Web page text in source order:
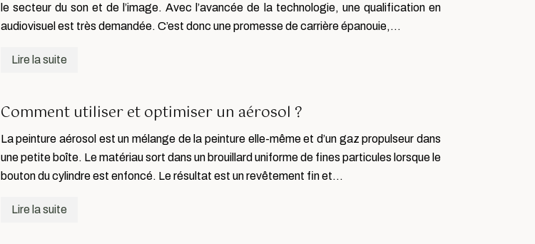
le secteur du son et de l’image. Avec l’avancée de la technologie, une qualification en
audiovisuel est très demandée. C’est donc une promesse de carrière épanouie,…
Lire la suite
Comment utiliser et optimiser un aérosol ?
La peinture aérosol est un mélange de la peinture elle-même et d’un gaz propulseur dans
une petite boîte. Le matériau sort dans un brouillard uniforme de fines particules lorsque le
bouton du cylindre est enfoncé. Le résultat est un revêtement fin et…
Lire la suite